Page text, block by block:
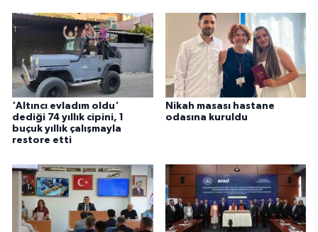
'Altıncı evladım oldu'
dediği 74 yıllık cipini, 1
buçuk yıllık çalışmayla
restore etti
Nikah masası hastane
odasına kuruldu